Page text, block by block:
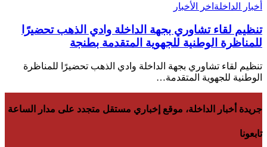
أخبار الداخلة اخر الأخبار
تنظيم لقاء تشاوري بجهة الداخلة وادي الذهب تحضيرًا
للمناظرة الوطنية للجهوية المتقدمة بطنجة
تنظيم لقاء تشاوري بجهة الداخلة وادي الذهب تحضيرًا للمناظرة
الوطنية للجهوية المتقدمة…
جريدة أخبار الداخلة، موقع إخباري مستقل متجدد على مدار الساعة
تابعونا